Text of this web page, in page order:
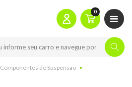
0
Componentes de Suspensão